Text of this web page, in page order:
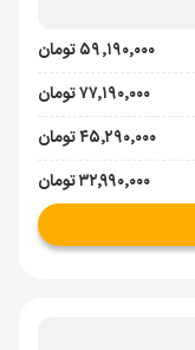
۵۹٬۱۹۰٬۰۰۰ تومان
۷۷٬۱۹۰٬۰۰۰ تومان
۴۵٬۲۹۰٬۰۰۰ تومان
۳۲٬۹۹۰٬۰۰۰ تومان